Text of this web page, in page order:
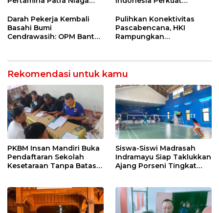
Net Zero Emission 2060
Nasional Lewat Inovasi &
Keselamatan Kerja
Darah Pekerja Kembali
Basahi Bumi
Cendrawasih: OPM Bantai
Pulihkan Konektivitas
Pascabencana, HKI
Rampungkan
Rekomendasi untuk kamu
PKBM Insan Mandiri Buka
Pendaftaran Sekolah
Kesetaraan Tanpa Batas
Siswa-Siswi Madrasah
Indramayu Siap Taklukkan
Ajang Porseni Tingkat